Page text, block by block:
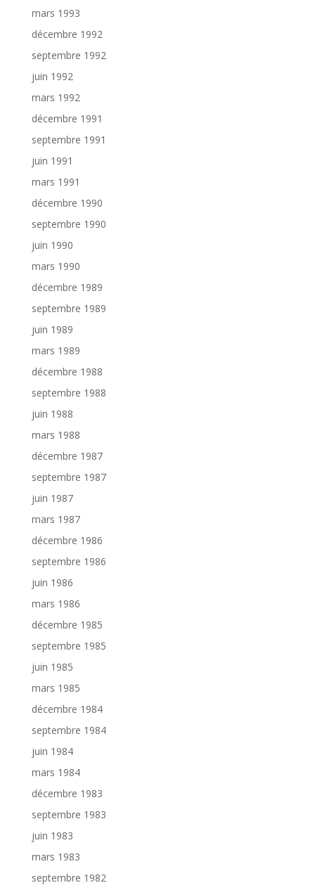
mars 1993
décembre 1992
septembre 1992
juin 1992
mars 1992
décembre 1991
septembre 1991
juin 1991
mars 1991
décembre 1990
septembre 1990
juin 1990
mars 1990
décembre 1989
septembre 1989
juin 1989
mars 1989
décembre 1988
septembre 1988
juin 1988
mars 1988
décembre 1987
septembre 1987
juin 1987
mars 1987
décembre 1986
septembre 1986
juin 1986
mars 1986
décembre 1985
septembre 1985
juin 1985
mars 1985
décembre 1984
septembre 1984
juin 1984
mars 1984
décembre 1983
septembre 1983
juin 1983
mars 1983
septembre 1982